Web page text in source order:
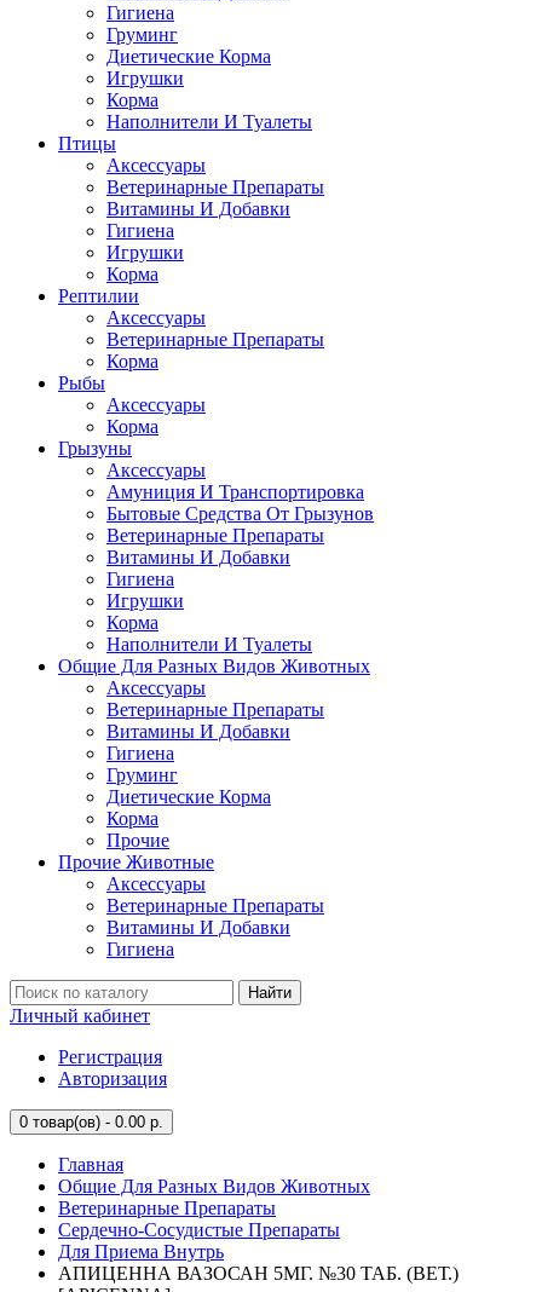
Гигиена
Груминг
Диетические Корма
Игрушки
Корма
Наполнители И Туалеты
Птицы
Аксессуары
Ветеринарные Препараты
Витамины И Добавки
Гигиена
Игрушки
Корма
Рептилии
Аксессуары
Ветеринарные Препараты
Корма
Рыбы
Аксессуары
Корма
Грызуны
Аксессуары
Амуниция И Транспортировка
Бытовые Средства От Грызунов
Ветеринарные Препараты
Витамины И Добавки
Гигиена
Игрушки
Корма
Наполнители И Туалеты
Общие Для Разных Видов Животных
Аксессуары
Ветеринарные Препараты
Витамины И Добавки
Гигиена
Груминг
Диетические Корма
Корма
Прочие
Прочие Животные
Аксессуары
Ветеринарные Препараты
Витамины И Добавки
Гигиена
Найти
Личный кабинет
Регистрация
Авторизация
0 товар(ов) - 0.00 р.
Главная
Общие Для Разных Видов Животных
Ветеринарные Препараты
Сердечно-Сосудистые Препараты
Для Приема Внутрь
АПИЦЕННА ВАЗОСАН 5МГ. №30 ТАБ. (ВЕТ.)